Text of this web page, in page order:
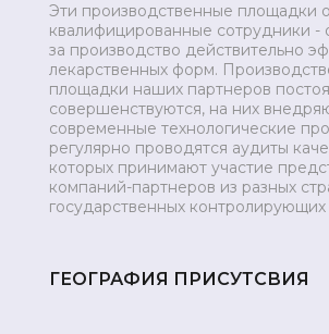
Эти производственные площадки
квалифицированные сотрудники -
за производство действительно
лекарственных форм.
площадки наших партнеров
совершенствуются, на них
современные технологические
регулярно проводятся аудиты
которых принимают участие
компаний-партнеров из разных
государственных контролирующих
ГЕОГРАФИЯ ПРИСУТСВИЯ